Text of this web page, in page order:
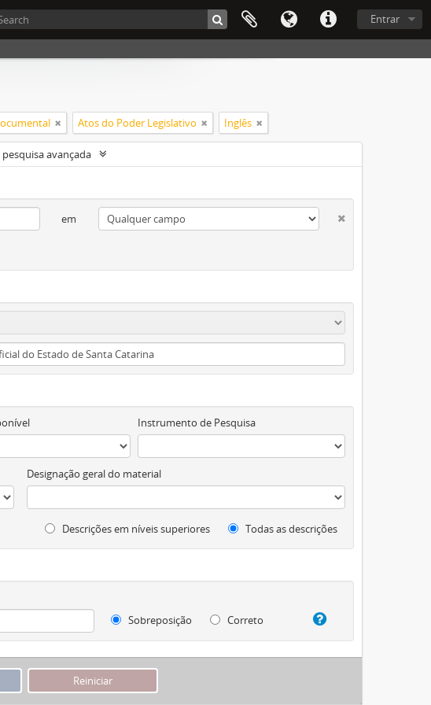
Entrar
Atos do Poder Legislativo Inglês
avançada
em
Instrumento de Pesquisa
Designação geral do material
Descrições em níveis superiores Todas as descrições
Sobreposição
Correto